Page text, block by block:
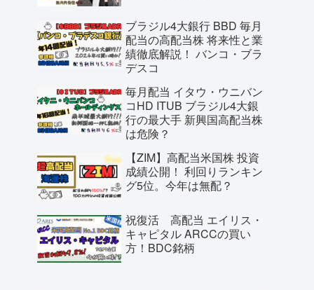
ブラジル4大銀行 BBD 毎月
配当の高配当株 将来性と業
績徹底解説！ バンコ・ブラ
デスコ
毎月配当 イタウ・ウニバン
コHD ITUB ブラジル4大銀
行の最大手 新興国高配当株
は危険？
【ZIM】高配当米国株 投資
成績公開！ 利回りランキン
グ5位。今年は無配？
祝復活 高配当 エイリス・
キャピタル ARCCの買い
方！BDC銘柄